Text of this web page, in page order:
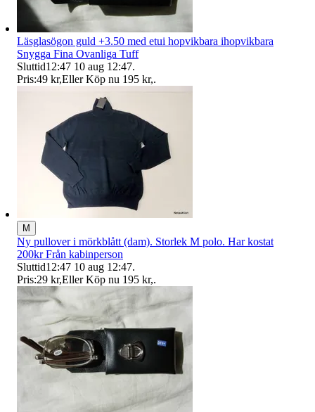
Läsglasögon guld +3.50 med etui hopvikbara ihopvikbara
Snygga Fina Ovanliga Tuff
Sluttid12:47 10 aug 12:47.
Pris:49 kr,Eller Köp nu 195 kr,.
M
Ny pullover i mörkblått (dam). Storlek M polo. Har kostat
200kr Från kabinperson
Sluttid12:47 10 aug 12:47.
Pris:29 kr,Eller Köp nu 195 kr,.